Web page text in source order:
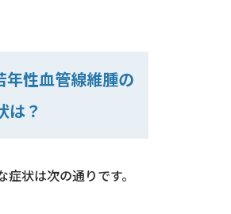
年性血管線維腫の
は？
症状は次の通りです。